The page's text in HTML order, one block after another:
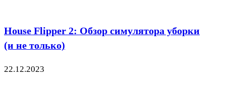
House Flipper 2: Обзор симулятора уборки
(и не только)
22.12.2023